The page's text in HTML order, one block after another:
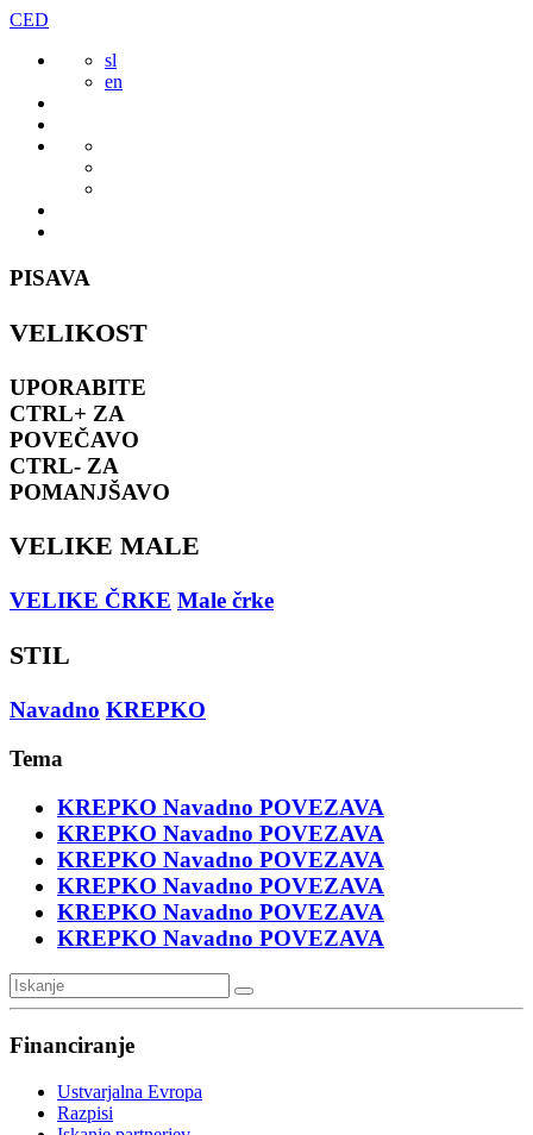
Preskoči
vsebine
CED
sl
en
PISAVA
VELIKOST
UPORABITE
CTRL+ ZA
POVEČAVO
CTRL- ZA
POMANJŠAVO
VELIKE MALE
VELIKE ČRKE Male črke
STIL
Navadno KREPKO
Tema
KREPKO Navadno POVEZAVA
KREPKO Navadno POVEZAVA
KREPKO Navadno POVEZAVA
KREPKO Navadno POVEZAVA
KREPKO Navadno POVEZAVA
KREPKO Navadno POVEZAVA
Financiranje
Ustvarjalna Evropa
Razpisi